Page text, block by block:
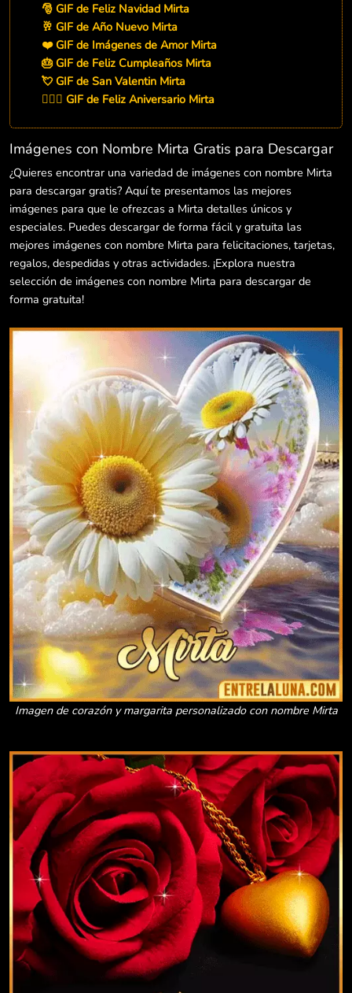
🎅 GIF de Feliz Navidad Mirta
🥂 GIF de Año Nuevo Mirta
❤️ GIF de Imágenes de Amor Mirta
🎂 GIF de Feliz Cumpleaños Mirta
💘 GIF de San Valentin Mirta
👨‍❤️‍👨 GIF de Feliz Aniversario Mirta
Imágenes con Nombre Mirta Gratis para Descargar
¿Quieres encontrar una variedad de imágenes con nombre Mirta
para descargar gratis? Aquí te presentamos las mejores
imágenes para que le ofrezcas a Mirta detalles únicos y
especiales. Puedes descargar de forma fácil y gratuita las
mejores imágenes con nombre Mirta para felicitaciones, tarjetas,
regalos, despedidas y otras actividades. ¡Explora nuestra
selección de imágenes con nombre Mirta para descargar de
forma gratuita!
Imagen de corazón y margarita personalizado con nombre Mirta